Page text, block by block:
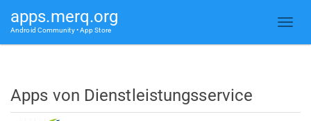
apps.merq.org
Android Community • App Store
Apps von Dienstleistungsservice